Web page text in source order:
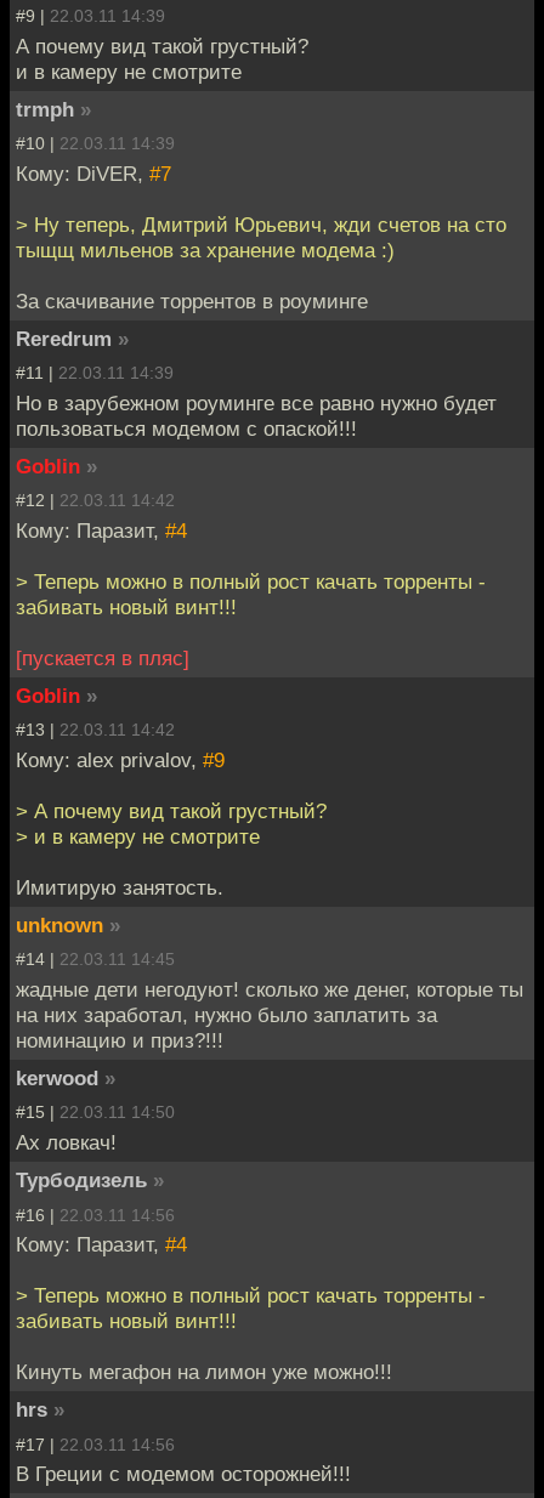
#9 | 22.03.11 14:39
А почему вид такой грустный?
и в камеру не смотрите
trmph »
#10 | 22.03.11 14:39
Кому: DiVER, #7
> Ну теперь, Дмитрий Юрьевич, жди счетов на сто
тыщщ мильенов за хранение модема :)
За скачивание торрентов в роуминге
Reredrum »
#11 | 22.03.11 14:39
Но в зарубежном роуминге все равно нужно будет
пользоваться модемом с опаской!!!
Goblin »
#12 | 22.03.11 14:42
Кому: Паразит, #4
> Теперь можно в полный рост качать торренты -
забивать новый винт!!!
[пускается в пляс]
Goblin »
#13 | 22.03.11 14:42
Кому: alex privalov, #9
> А почему вид такой грустный?
> и в камеру не смотрите
Имитирую занятость.
unknown »
#14 | 22.03.11 14:45
жадные дети негодуют! сколько же денег, которые ты
на них заработал, нужно было заплатить за
номинацию и приз?!!!
kerwood »
#15 | 22.03.11 14:50
Ах ловкач!
Турбодизель »
#16 | 22.03.11 14:56
Кому: Паразит, #4
> Теперь можно в полный рост качать торренты -
забивать новый винт!!!
Кинуть мегафон на лимон уже можно!!!
hrs »
#17 | 22.03.11 14:56
В Греции с модемом осторожней!!!